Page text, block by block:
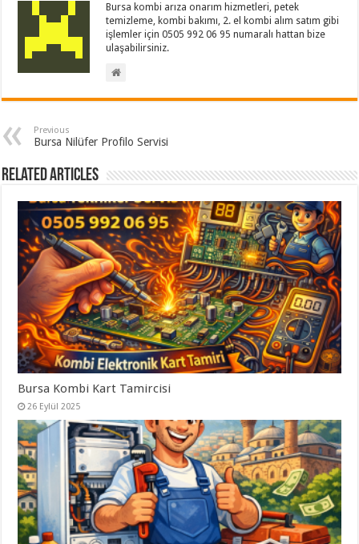
Bursa kombi arıza onarım hizmetleri, petek
temizleme, kombi bakımı, 2. el kombi alım satım gibi
işlemler için 0505 992 06 95 numaralı hattan bize
ulaşabilirsiniz.
Previous
Bursa Nilüfer Profilo Servisi
Related Articles
Bursa Kombi Kart Tamircisi
26 Eylül 2025